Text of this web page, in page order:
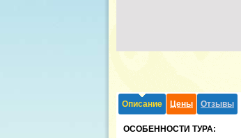
Описание Цены Отзывы
ОСОБЕННОСТИ ТУРА: